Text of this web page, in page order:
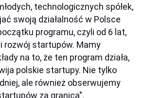
technologicznych spółek,
swoją działalność w Polsce
programu, czyli od 6 lat,
rozwój startupów. Mamy
na to, że ten program działa,
polskie startupy. Nie tylko
ale również obserwujemy
za granicą".